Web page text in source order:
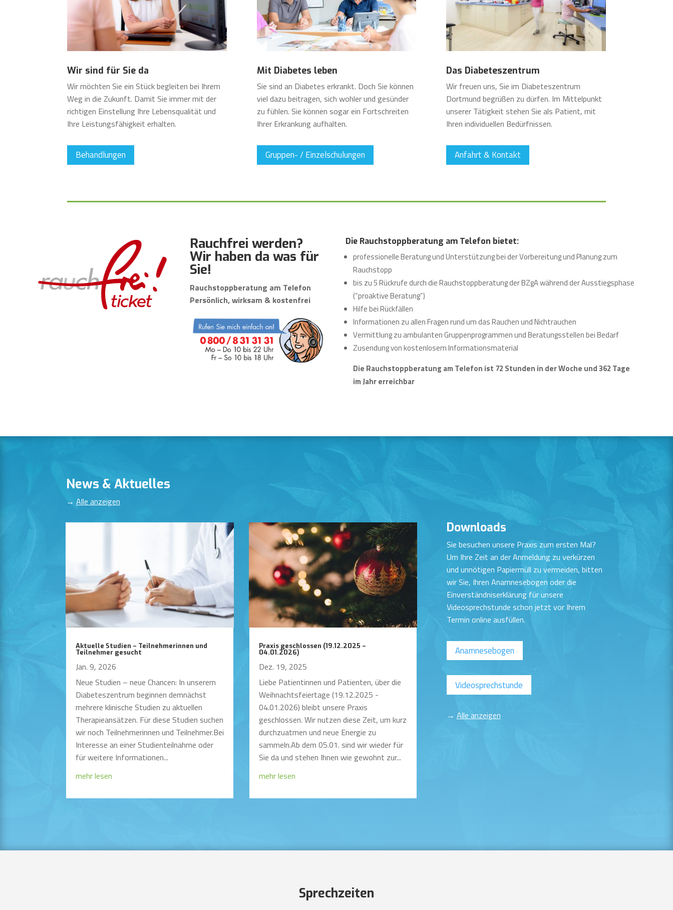
Wir sind für Sie da
Wir möchten Sie ein Stück begleiten bei Ihrem
Weg in die Zukunft. Damit Sie immer mit der
richtigen Einstellung Ihre Lebensqualität und
Ihre Leistungsfähigkeit erhalten.
Behandlungen
Mit Diabetes leben
Sie sind an Diabetes erkrankt. Doch Sie können
viel dazu beitragen, sich wohler und gesünder
zu fühlen. Sie können sogar ein Fortschreiten
Ihrer Erkrankung aufhalten.
Gruppen- / Einzelschulungen
Das Diabeteszentrum
Wir freuen uns, Sie im Diabeteszentrum
Dortmund begrüßen zu dürfen. Im Mittelpunkt
unserer Tätigkeit stehen Sie als Patient, mit
Ihren individuellen Bedürfnissen.
Anfahrt & Kontakt
Rauchfrei werden?
Wir haben da was für
Sie!
Rauchstoppberatung am Telefon
Persönlich, wirksam & kostenfrei
Die Rauchstoppberatung am Telefon bietet:
professionelle Beratung und Unterstützung bei der Vorbereitung und Planung zum
Rauchstopp
bis zu 5 Rückrufe durch die Rauchstoppberatung der BZgA während der Ausstiegsphase
(“proaktive Beratung”)
Hilfe bei Rückfällen
Informationen zu allen Fragen rund um das Rauchen und Nichtrauchen
Vermittlung zu ambulanten Gruppenprogrammen und Beratungsstellen bei Bedarf
Zusendung von kostenlosem Informationsmaterial
Die Rauchstoppberatung am Telefon ist 72 Stunden in der Woche und 362 Tage
im Jahr erreichbar
News & Aktuelles
→ Alle anzeigen
Aktuelle Studien – Teilnehmerinnen und
Teilnehmer gesucht
Jan. 9, 2026
Neue Studien – neue Chancen: In unserem
Diabeteszentrum beginnen demnächst
mehrere klinische Studien zu aktuellen
Therapieansätzen. Für diese Studien suchen
wir noch Teilnehmerinnen und Teilnehmer.Bei
Interesse an einer Studienteilnahme oder
für weitere Informationen...
mehr lesen
Praxis geschlossen (19.12.2025 –
04.01.2026)
Dez. 19, 2025
Liebe Patientinnen und Patienten, über die
Weihnachtsfeiertage (19.12.2025 -
04.01.2026) bleibt unsere Praxis
geschlossen. Wir nutzen diese Zeit, um kurz
durchzuatmen und neue Energie zu
sammeln.Ab dem 05.01. sind wir wieder für
Sie da und stehen Ihnen wie gewohnt zur...
mehr lesen
Downloads
Sie besuchen unsere Praxis zum ersten Mal?
Um Ihre Zeit an der Anmeldung zu verkürzen
und unnötigen Papiermüll zu vermeiden, bitten
wir Sie, Ihren Anamnesebogen oder die
Einverständniserklärung für unsere
Videosprechstunde schon jetzt vor Ihrem
Termin online ausfüllen.
Anamnesebogen
Videosprechstunde
→ Alle anzeigen
Sprechzeiten